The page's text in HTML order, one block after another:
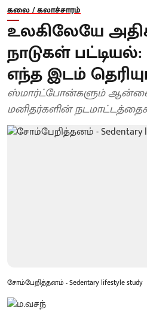
கலை / கலாச்சாரம்
உலகிலேயே
நாடுகள்
எந்த இடம்
ஸ்மார்ட்போன்களும்
மனிதர்களின் நடமாட்டத்தைக்
சோம்பேறித்தனம் - Sedentary lifestyle study